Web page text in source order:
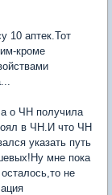
аптек.Тот
кроме
о ЧН получила
в ЧН.И что ЧН
указать путь
мне пока
не